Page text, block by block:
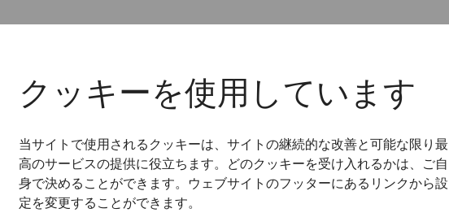
クッキーを使用しています
当サイトで使用されるクッキーは、サイトの継続的な改善と可能な限り最
高のサービスの提供に役立ちます。どのクッキーを受け入れるかは、ご自
身で決めることができます。ウェブサイトのフッターにあるリンクから設
定を変更することができます。